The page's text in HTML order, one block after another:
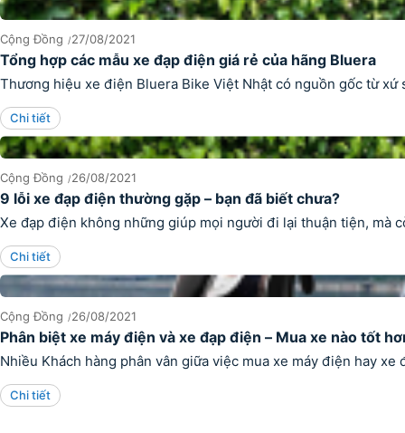
Cộng Đồng 27/08/2021
Tổng hợp các mẫu xe đạp điện giá rẻ của hãng Bluera
Thương hiệu xe điện Bluera Bike Việt Nhật có nguồn gốc từ
Chi tiết
Cộng Đồng 26/08/2021
9 lỗi xe đạp điện thường gặp – bạn đã biết chưa?
Xe đạp điện không những giúp mọi người đi lại thuận tiện, mà
Chi tiết
Cộng Đồng 26/08/2021
Phân biệt xe máy điện và xe đạp điện – Mua xe nào tốt
Nhiều Khách hàng phân vân giữa việc mua xe máy điện hay
Chi tiết